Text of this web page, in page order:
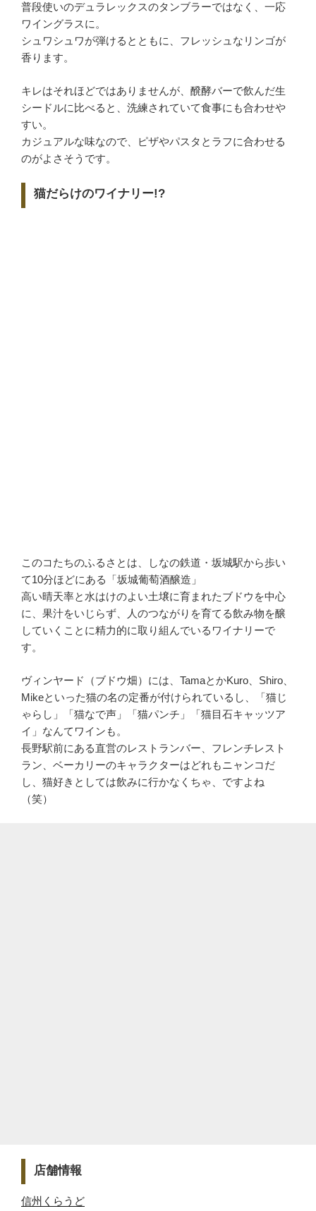
普段使いのデュラレックスのタンブラーではなく、一応
ワイングラスに。
シュワシュワが弾けるとともに、フレッシュなリンゴが
香ります。
キレはそれほどではありませんが、醗酵バーで飲んだ生
シードルに比べると、洗練されていて食事にも合わせや
すい。
カジュアルな味なので、ピザやパスタとラフに合わせる
のがよさそうです。
猫だらけのワイナリー!?
このコたちのふるさとは、しなの鉄道・坂城駅から歩い
て10分ほどにある「坂城葡萄酒醸造」
高い晴天率と水はけのよい土壌に育まれたブドウを中心
に、果汁をいじらず、人のつながりを育てる飲み物を醸
していくことに精力的に取り組んでいるワイナリーで
す。
ヴィンヤード（ブドウ畑）には、TamaとかKuro、Shiro、
Mikeといった猫の名の定番が付けられているし、「猫じ
ゃらし」「猫なで声」「猫パンチ」「猫目石キャッツア
イ」なんてワインも。
長野駅前にある直営のレストランバー、フレンチレスト
ラン、ベーカリーのキャラクターはどれもニャンコだ
し、猫好きとしては飲みに行かなくちゃ、ですよね
（笑）
店舗情報
信州くらうど